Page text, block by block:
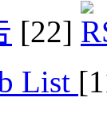
[22]
List